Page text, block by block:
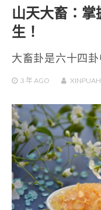
山天大畜：
生！
大畜卦是六十四
3 年AGO